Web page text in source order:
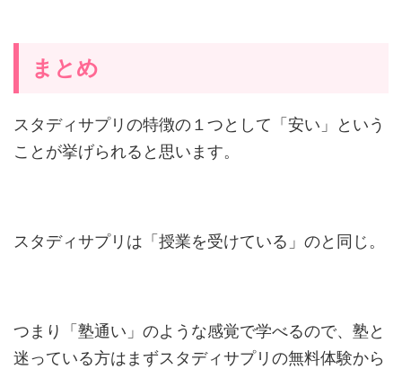
まとめ
スタディサプリの特徴の１つとして「安い」という
ことが挙げられると思います。
スタディサプリは「授業を受けている」のと同じ。
つまり「塾通い」のような感覚で学べるので、塾と
迷っている方はまずスタディサプリの無料体験から